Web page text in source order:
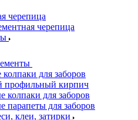
черепица
черепица
для заборов
профильный кирпич
колпаки для заборов
парапеты для заборов
клеи, затирки